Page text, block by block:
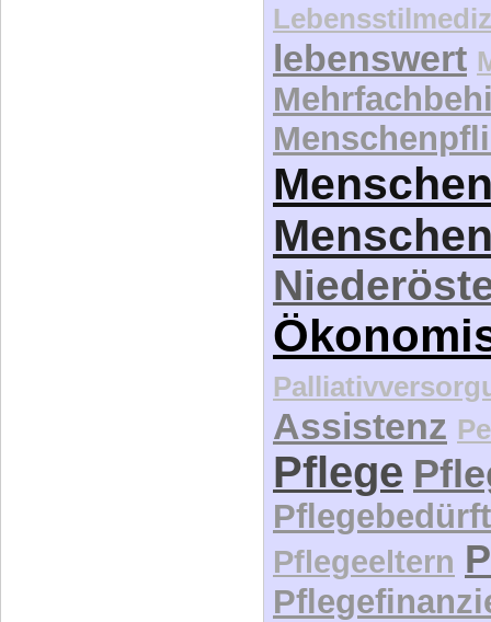
lebenswert
Assistenz
Pflege
Pflegeeltern